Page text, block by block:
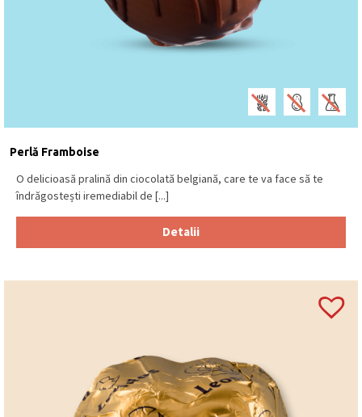
Perlă Framboise
O delicioasă pralină din ciocolată belgiană, care te va face să te
îndrăgostești iremediabil de [...]
Detalii